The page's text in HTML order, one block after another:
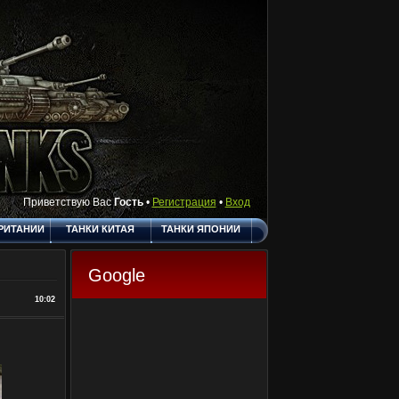
Приветствую Вас Гость•Регистрация • Вход
ТАНКИ КИТАЯ ТАНКИ ЯПОНИИ
ПОЛЕЗНЫЕ
О САЙТЕ
Google
10:02